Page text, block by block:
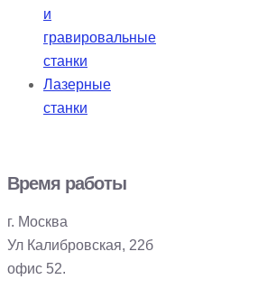
и
гравировальные
станки
Лазерные
станки
Время работы
г. Москва
Ул Калибровская, 22б
офис 52.